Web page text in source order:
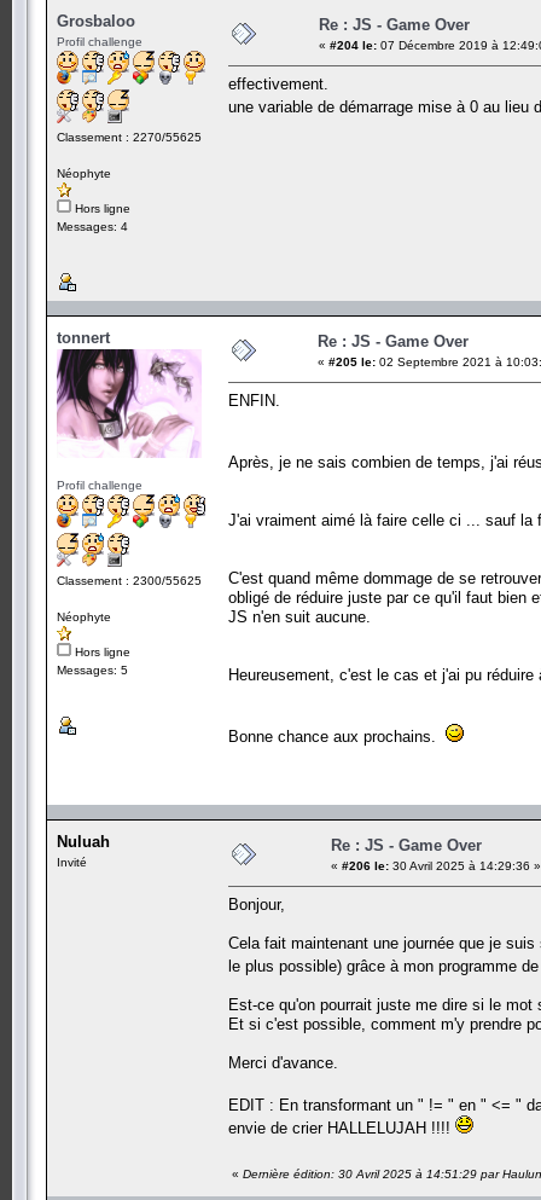
Grosbaloo
Profil challenge
Classement : 2270/55625
Néophyte
Hors ligne
Messages: 4
Re : JS - Game Over
« #204 le: 07 Décembre 2019 à
effectivement.
une variable de démarrage mise à 0 au lieu
tonnert
Profil challenge
Classement : 2300/55625
Néophyte
Hors ligne
Messages: 5
Re : JS - Game Over
« #205 le: 02 Septembre 2021 à
ENFIN.
Après, je ne sais combien de temps, j'ai
J'ai vraiment aimé là faire celle ci ... sauf la
C'est quand même dommage de se
obligé de réduire juste par ce qu'il faut bien
JS n'en suit aucune.
Heureusement, c'est le cas et j'ai pu
Bonne chance aux prochains.
Nuluah
Invité
Re : JS - Game Over
« #206 le: 30 Avril 2025 à 14:29:36 »
Bonjour,
Cela fait maintenant une journée que je
le plus possible) grâce à mon programme
Est-ce qu'on pourrait juste me dire si le
Et si c'est possible, comment m'y prendre
Merci d'avance.
EDIT : En transformant un " != " en " <= "
envie de crier HALLELUJAH !!!!
« Dernière édition: 30 Avril 2025 à 14:51:29 par Haulun